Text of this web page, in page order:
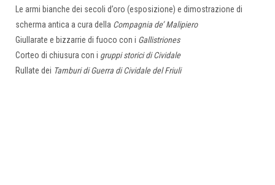
Le armi bianche dei secoli d’oro (esposizione) e dimostrazione di
scherma antica a cura della Compagnia de’ Malipiero
Giullarate e bizzarrie di fuoco con i Gallistriones
Corteo di chiusura con i gruppi storici di Cividale
Rullate dei Tamburi di Guerra di Cividale del Friuli